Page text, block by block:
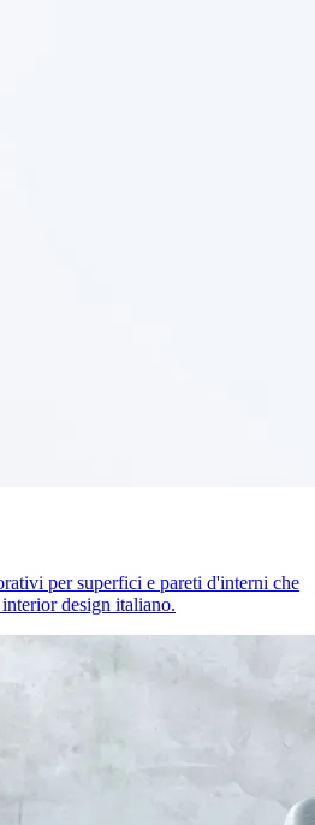
per superfici e pareti d'interni che
design italiano.